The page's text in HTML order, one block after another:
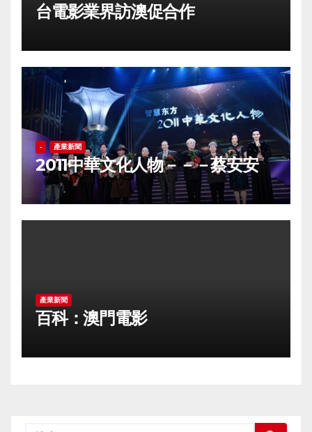
台電影業界訪澳促合作
- 產業新聞
2011中華文化人物－－－蔡安安
產業新聞
百科：澳門電影